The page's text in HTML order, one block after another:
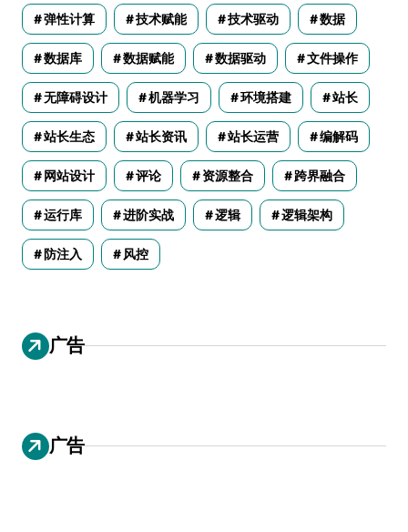
弹性计算 技术赋能 技术驱动 数据
数据库 数据赋能 数据驱动 文件操作
无障碍设计 机器学习 环境搭建 站长
站长生态 站长资讯 站长运营 编解码
网站设计 评论 资源整合 跨界融合
运行库 进阶实战 逻辑 逻辑架构
防注入 风控
广告
广告